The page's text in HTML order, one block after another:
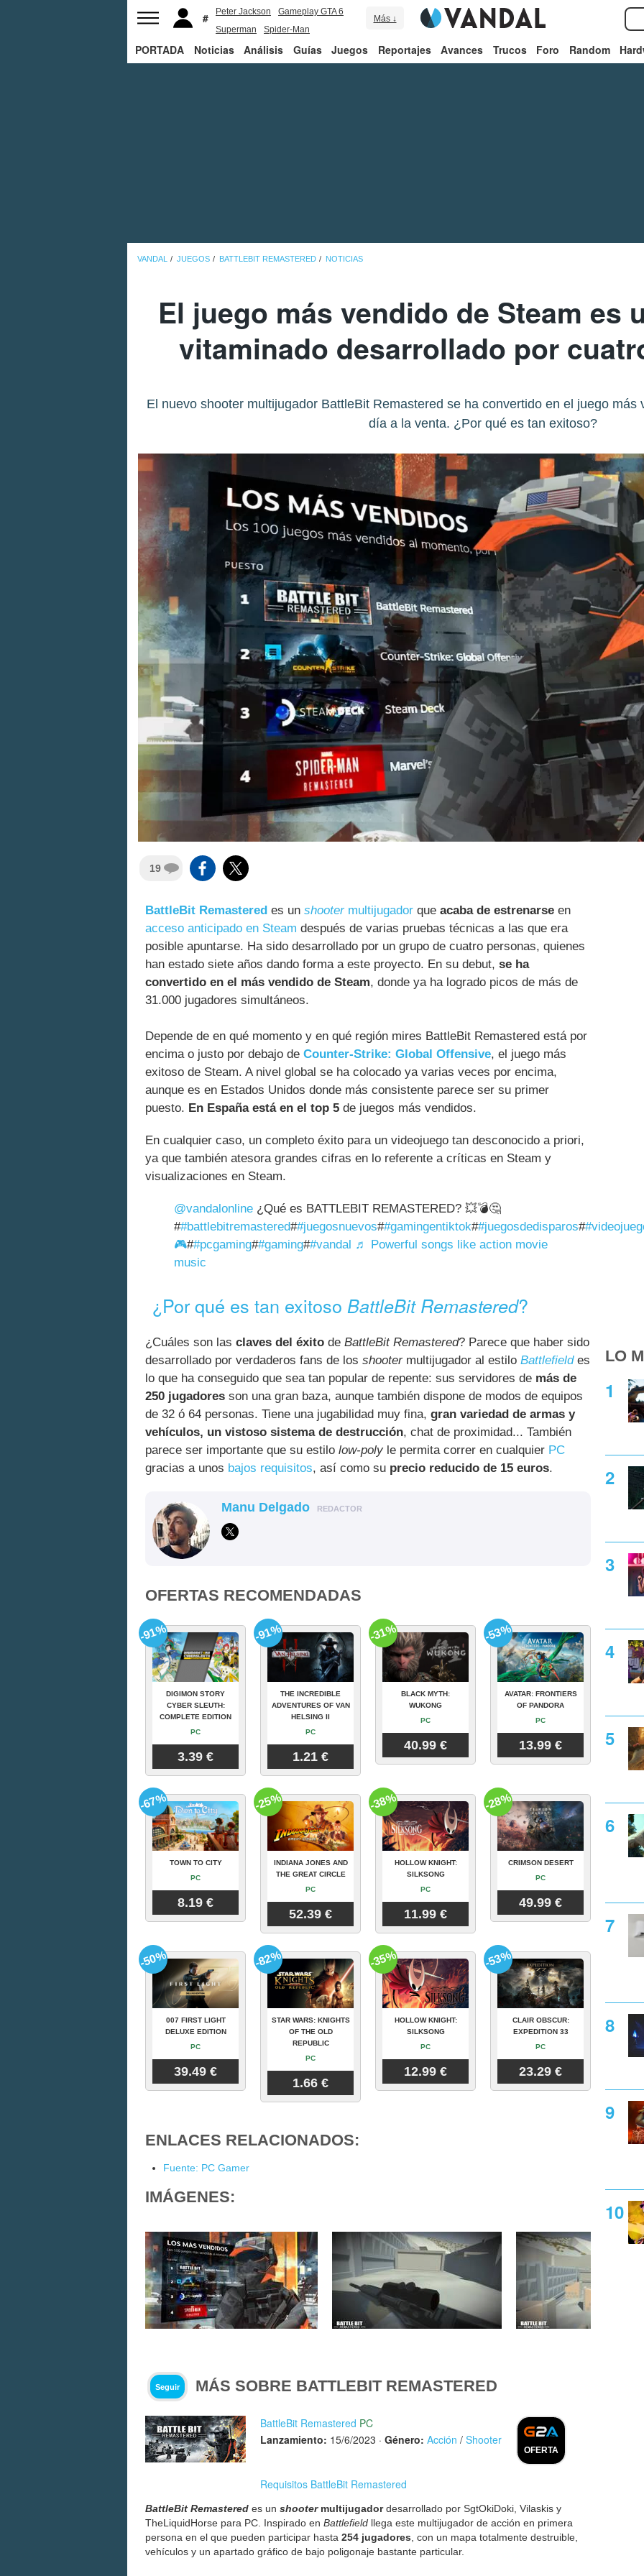
Peter Jackson
Gameplay GTA 6
Superman
Spider-Man
Más ↓
PORTADA Noticias Análisis Guías Juegos Reportajes Avances Trucos Foro Random
VANDAL JUEGOS BATTLEBIT REMASTERED NOTICIAS
El juego más vendido de Steam es
vitaminado desarrollado por
El nuevo shooter multijugador BattleBit Remastered se ha convertido en el juego más
día a la venta. ¿Por qué es tan exitoso?
19
BattleBit Remastered es un shootermultijugador que acaba de estrenarse en
acceso anticipado en Steam después de varias pruebas técnicas a las que era
posible apuntarse. Ha sido desarrollado por un grupo de cuatro personas, quienes
han estado siete años dando forma a este proyecto. En su debut, se ha
convertido en el más vendido de Steam, donde ya ha logrado picos de más de
31.000 jugadores simultáneos.
Depende de en qué momento y en qué región mires BattleBit Remastered está por
encima o justo por debajo de Counter-Strike: Global Offensive, el juego más
exitoso de Steam. A nivel global se ha colocado ya varias veces por encima,
aunque es en Estados Unidos donde más consistente parece ser su primer
puesto. En España está en el top 5 de juegos más vendidos.
En cualquier caso, un completo éxito para un videojuego tan desconocido a priori,
ya que también atesora grandes cifras en lo referente a críticas en Steam y
visualizaciones en Steam.
@vandalonline ¿Qué es BATTLEBIT REMASTERED? 💥💣🤔
##battlebitremastered##juegosnuevos##gamingentiktok##juegosdedisparos#
🎮##pcgaming##gaming##vandal ♬ Powerful songs like action movie
music
¿Por qué es tan exitoso BattleBit Remastered?
¿Cuáles son las claves del éxito de BattleBit Remastered? Parece que haber sido
desarrollado por verdaderos fans de los shootermultijugador al estilo Battlefieldes
lo que ha conseguido que sea tan popular de repente: sus servidores de más de
250 jugadores son una gran baza, aunque también dispone de modos de equipos
de 32 ó 64 personas. Tiene una jugabilidad muy fina, gran variedad de armas y
vehículos, un vistoso sistema de destrucción, chat de proximidad... También
parece ser importante que su estilo low-poly le permita correr en cualquier PC
gracias a unos bajos requisitos, así como su precio reducido de 15 euros.
Manu Delgado REDACTOR
OFERTAS RECOMENDADAS
DIGIMON STORY
CYBER SLEUTH:
COMPLETE EDITION
PC
3.39 €
-91%
THE INCREDIBLE
ADVENTURES OF VAN
HELSING II
PC
1.21 €
-91%
BLACK MYTH:
WUKONG
PC
40.99 €
-31%
AVATAR: FRONTIERS
OF PANDORA
PC
13.99 €
-53%
TOWN TO CITY
PC
8.19 €
-67%
INDIANA JONES AND
THE GREAT CIRCLE
PC
52.39 €
-25%
HOLLOW KNIGHT:
SILKSONG
PC
11.99 €
-38%
CRIMSON DESERT
PC
49.99 €
-28%
007 FIRST LIGHT
DELUXE EDITION
PC
39.49 €
-50%
STAR WARS: KNIGHTS
OF THE OLD
REPUBLIC
PC
1.66 €
-82%
HOLLOW KNIGHT:
SILKSONG
PC
12.99 €
-35%
CLAIR OBSCUR:
EXPEDITION 33
PC
23.29 €
-53%
ENLACES RELACIONADOS:
Fuente: PC Gamer
IMÁGENES:
Seguir MÁS SOBRE BATTLEBIT REMASTERED
BattleBit Remastered PC
Lanzamiento: 15/6/2023 · Género: Acción / Shooter
OFERTA
Requisitos BattleBit Remastered
BattleBit Remastered es un shootermultijugadordesarrollado por SgtOkiDoki, Vilaskis y
TheLiquidHorse para PC. Inspirado en Battlefield llega este multijugador de acción en primera
persona en el que pueden participar hasta 254 jugadores , con un mapa totalmente destruible,
vehículos y un apartado gráfico de bajo poligonaje bastante particular.
LO